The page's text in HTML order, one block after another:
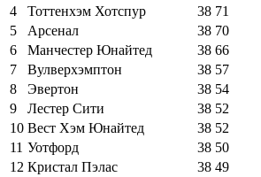
4
Тоттенхэм Хотспур 38 71
5
Арсенал 38 70
6
Манчестер Юнайтед 38 66
7
Вулверхэмптон 38 57
8
Эвертон 38 54
9
Лестер Сити 38 52
10 Вест Хэм Юнайтед 38 52
11 Уотфорд 38 50
12 Кристал Пэлас 38 49